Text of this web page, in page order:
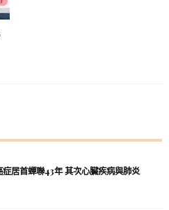
居首蟬聯43年 其次心臟疾病與肺炎